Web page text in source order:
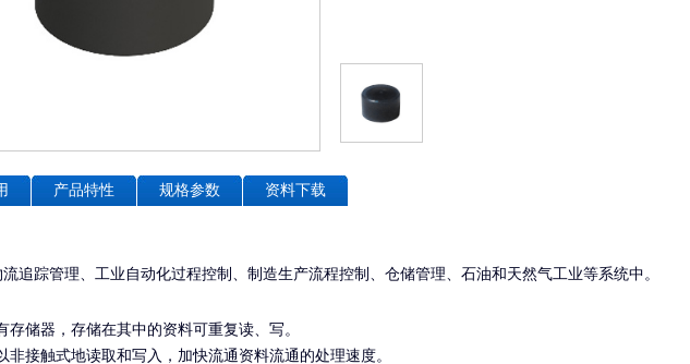
产品特性 规格参数 资料下载
追踪管理、工业自动化过程控制、制造生产流程控制、仓储管理、石油和天然气工业等系统中。
存储器，存储在其中的资料可重复读、写。
非接触式地读取和写入，加快流通资料流通的处理速度。